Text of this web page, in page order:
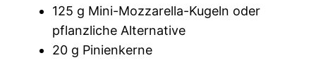
125 g Mini-Mozzarella-Kugeln oder
pflanzliche Alternative
20 g Pinienkerne